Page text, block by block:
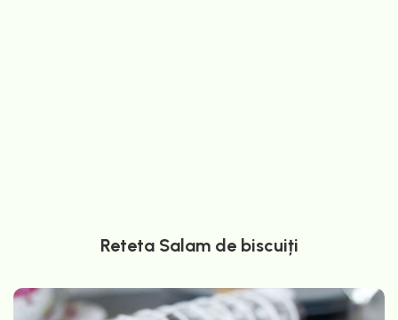
Reteta Salam de biscuiți